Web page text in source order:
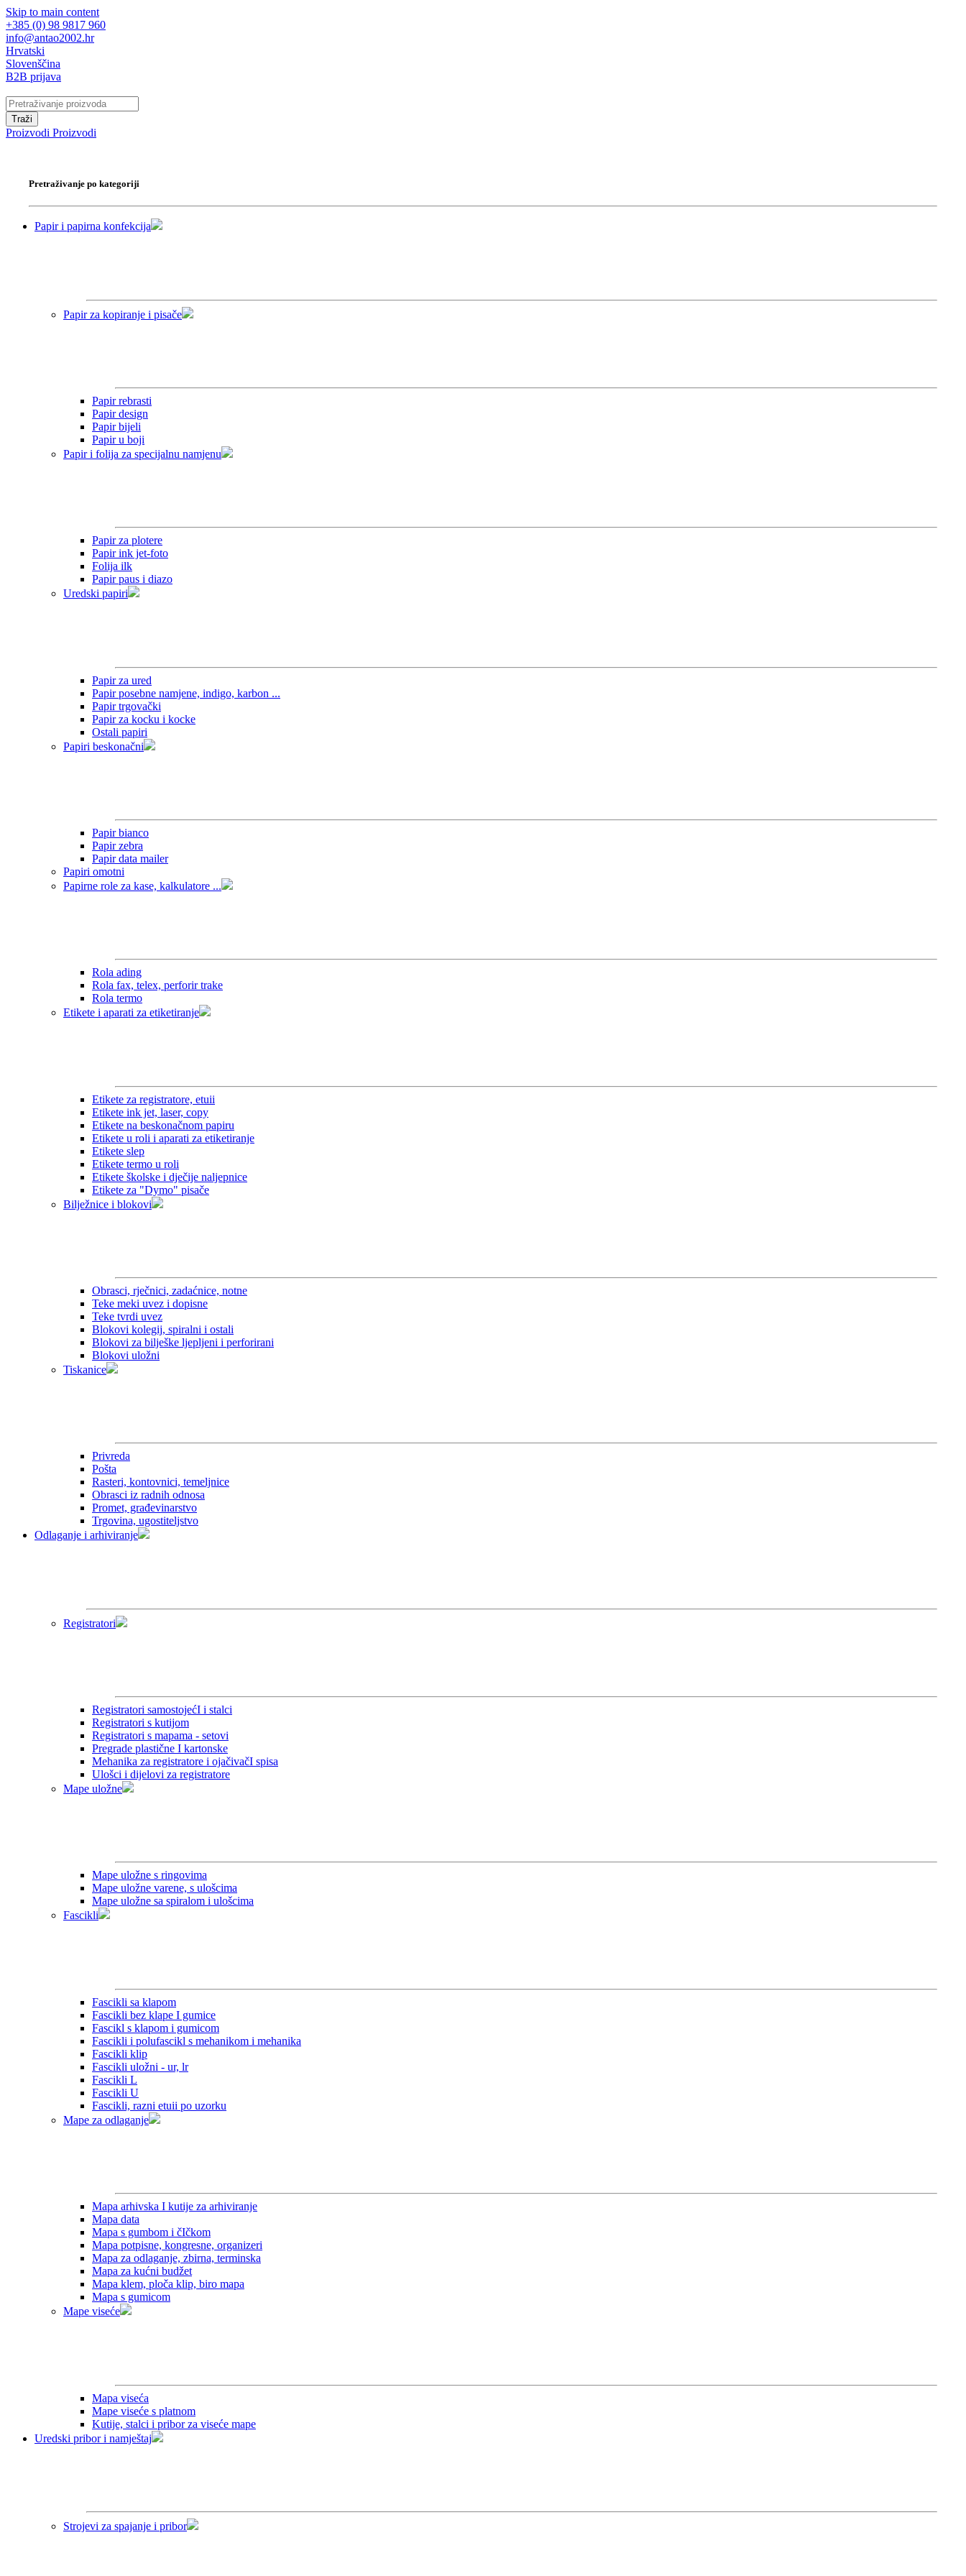
Skip to main content
+385 (0) 98 9817 960
info@antao2002.hr
Hrvatski
Slovenščina
B2B prijava
Traži
Proizvodi Proizvodi
Pretraživanje po kategoriji
Papir i papirna konfekcija
Papir za kopiranje i pisače
Papir rebrasti
Papir design
Papir bijeli
Papir u boji
Papir i folija za specijalnu namjenu
Papir za plotere
Papir ink jet-foto
Folija ilk
Papir paus i diazo
Uredski papiri
Papir za ured
Papir posebne namjene, indigo, karbon ...
Papir trgovački
Papir za kocku i kocke
Ostali papiri
Papiri beskonačni
Papir bianco
Papir zebra
Papir data mailer
Papiri omotni
Papirne role za kase, kalkulatore ...
Rola ading
Rola fax, telex, perforir trake
Rola termo
Etikete i aparati za etiketiranje
Etikete za registratore, etuii
Etikete ink jet, laser, copy
Etikete na beskonačnom papiru
Etikete u roli i aparati za etiketiranje
Etikete slep
Etikete termo u roli
Etikete školske i dječije naljepnice
Etikete za "Dymo" pisače
Bilježnice i blokovi
Obrasci, rječnici, zadaćnice, notne
Teke meki uvez i dopisne
Teke tvrdi uvez
Blokovi kolegij, spiralni i ostali
Blokovi za bilješke ljepljeni i perforirani
Blokovi uložni
Tiskanice
Privreda
Pošta
Rasteri, kontovnici, temeljnice
Obrasci iz radnih odnosa
Promet, građevinarstvo
Trgovina, ugostiteljstvo
Odlaganje i arhiviranje
Registratori
Registratori samostojećI i stalci
Registratori s kutijom
Registratori s mapama - setovi
Pregrade plastične I kartonske
Mehanika za registratore i ojačivačI spisa
Ulošci i dijelovi za registratore
Mape uložne
Mape uložne s ringovima
Mape uložne varene, s ulošcima
Mape uložne sa spiralom i ulošcima
Fascikli
Fascikli sa klapom
Fascikli bez klape I gumice
Fascikl s klapom i gumicom
Fascikli i polufascikl s mehanikom i mehanika
Fascikli klip
Fascikli uložni - ur, lr
Fascikli L
Fascikli U
Fascikli, razni etuii po uzorku
Mape za odlaganje
Mapa arhivska I kutije za arhiviranje
Mapa data
Mapa s gumbom i čIčkom
Mapa potpisne, kongresne, organizeri
Mapa za odlaganje, zbirna, terminska
Mapa za kućni budžet
Mapa klem, ploča klip, biro mapa
Mapa s gumicom
Mape viseće
Mapa viseća
Mape viseće s platnom
Kutije, stalci i pribor za viseće mape
Uredski pribor i namještaj
Strojevi za spajanje i pribor